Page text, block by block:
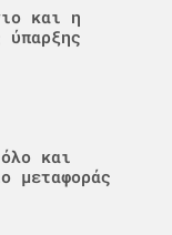
και η
ύπαρξης
και
μεταφοράς